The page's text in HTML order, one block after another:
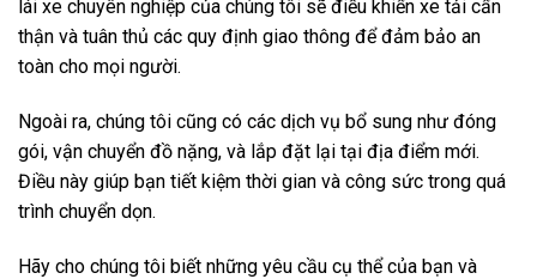
lái xe chuyên nghiệp của chúng tôi sẽ điều khiển xe tải cẩn
thận và tuân thủ các quy định giao thông để đảm bảo an
toàn cho mọi người.
Ngoài ra, chúng tôi cũng có các dịch vụ bổ sung như đóng
gói, vận chuyển đồ nặng, và lắp đặt lại tại địa điểm mới.
Điều này giúp bạn tiết kiệm thời gian và công sức trong quá
trình chuyển dọn.
Hãy cho chúng tôi biết những yêu cầu cụ thể của bạn và